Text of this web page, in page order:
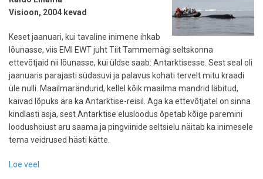
Visioon, 2004 kevad
Keset jaanuari, kui tavaline inimene ihkab
lõunasse, viis EMI EWT juht Tiit Tammemägi seltskonna
ettevõtjaid nii lõunasse, kui üldse saab: Antarktisesse. Sest seal oli
jaanuaris parajasti südasuvi ja palavus kohati tervelt mitu kraadi
üle nulli. Maailmarändurid, kellel kõik maailma mandrid läbitud,
käivad lõpuks ära ka Antarktise-reisil. Aga ka ettevõtjatel on sinna
kindlasti asja, sest Antarktise elusloodus õpetab kõige paremini
loodushoiust aru saama ja pingviinide seltsielu näitab ka inimesele
tema veidrused hästi kätte.
Loe veel